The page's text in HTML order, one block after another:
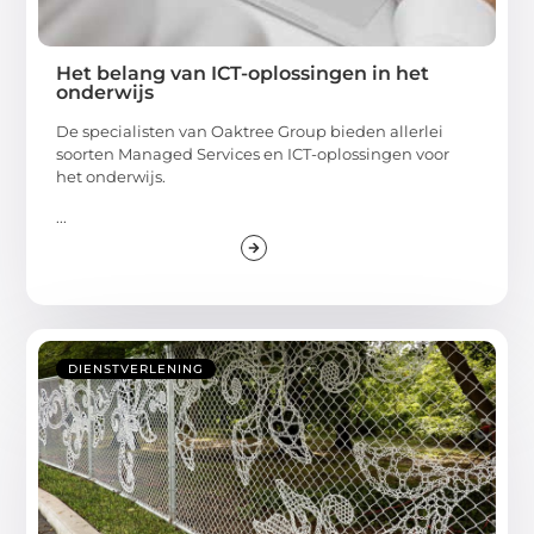
Het belang van ICT-oplossingen in het
onderwijs
De specialisten van Oaktree Group bieden allerlei
soorten Managed Services en ICT-oplossingen voor
het onderwijs.
...
DIENSTVERLENING